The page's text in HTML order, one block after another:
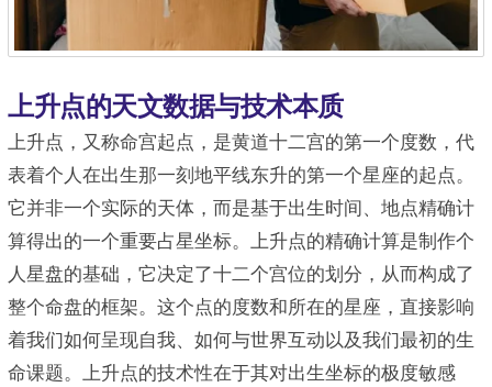
上升点的天文数据与技术本质
上升点，又称命宫起点，是黄道十二宫的第一个度数，代
表着个人在出生那一刻地平线东升的第一个星座的起点。
它并非一个实际的天体，而是基于出生时间、地点精确计
算得出的一个重要占星坐标。上升点的精确计算是制作个
人星盘的基础，它决定了十二个宫位的划分，从而构成了
整个命盘的框架。这个点的度数和所在的星座，直接影响
着我们如何呈现自我、如何与世界互动以及我们最初的生
命课题。上升点的技术性在于其对出生坐标的极度敏感